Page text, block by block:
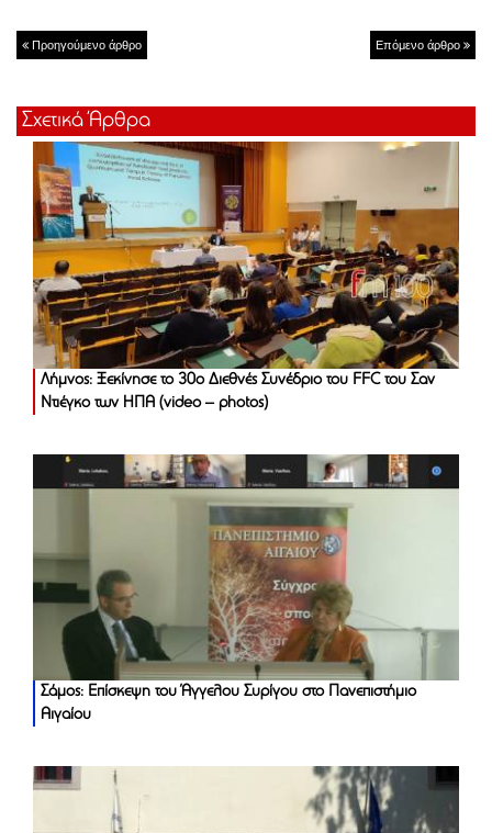
Προηγούμενο άρθρο Επόμενο άρθρο
Σχετικά Άρθρα
Λήμνος: Ξεκίνησε το 30ο Διεθνές Συνέδριο του FFC του Σαν
Ντιέγκο των ΗΠΑ (video – photos)
Σάμος: Επίσκεψη του Άγγελου Συρίγου στο Πανεπιστήμιο
Αιγαίου